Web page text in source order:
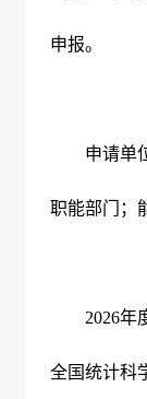
申报。
申请单位
职能部门；
2026年
全国统计科